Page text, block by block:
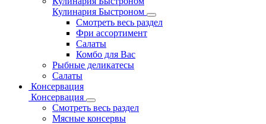
Кулинария Быстроном
Смотреть весь раздел
Фри ассортимент
Салаты
Комбо для Вас
Рыбные деликатесы
Салаты
Консервация
Консервация
Смотреть весь раздел
Мясные консервы